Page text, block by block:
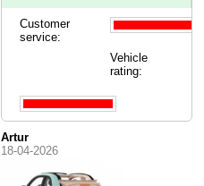
Customer
service:
Vehicle
rating:
Artur
18-04-2026